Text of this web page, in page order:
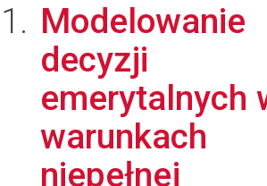
Modelowanie
decyzji
emerytalnych
warunkach
niepełnej